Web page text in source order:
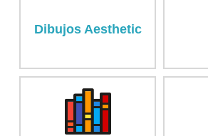
Dibujos Aesthetic